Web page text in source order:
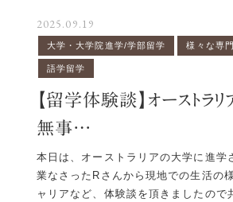
2025.09.19
大学・大学院進学/学部留学 様々な専
語学留学
【留学体験談】オーストラ
無事…
本日は、オーストラリアの大学に進学
業なさったRさんから現地での生活の
ャリアなど、体験談を頂きましたので